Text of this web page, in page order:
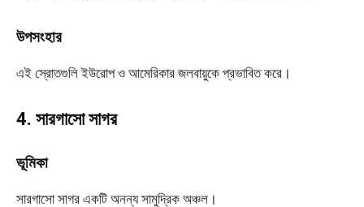
উপসংহার
এই স্রোতগুলি ইউরোপ ও আমেরিকার জলবায়ুকে প্রভাবিত করে।
4. সারগাসো সাগর
ভূমিকা
সারগাসো সাগর একটি অনন্য সামুদ্রিক অঞ্চল।